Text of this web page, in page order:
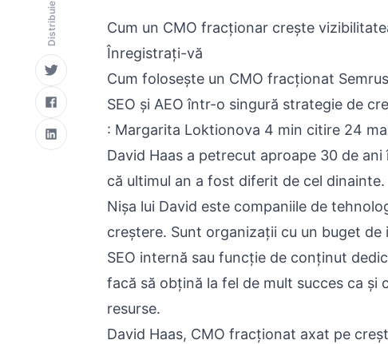
Distribuie
Cum un CMO fracționar crește
Înregistrați-vă
Cum folosește un CMO fracționat
SEO și AEO într-o singură strategie de
: Margarita Loktionova 4 min citire 24
David Haas a petrecut aproape 30 de
că ultimul an a fost diferit de cel dinainte.
Nișa lui David este companiile de
creștere. Sunt organizații cu un buget
SEO internă sau funcție de conținut
facă să obțină la fel de mult succes ca și
resurse.
David Haas, CMO fracționat axat pe